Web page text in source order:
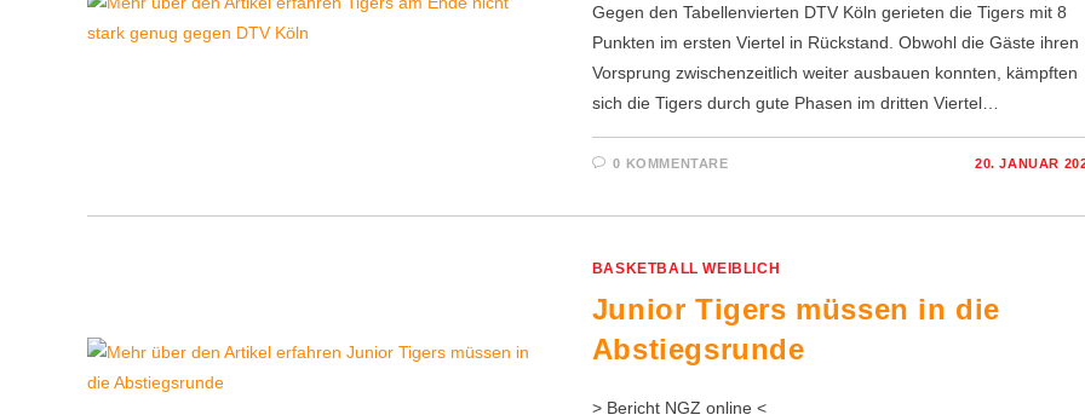
Gegen den Tabellenvierten DTV Köln gerieten die Tigers mit 8
Punkten im ersten Viertel in Rückstand. Obwohl die Gäste ihren
Vorsprung zwischenzeitlich weiter ausbauen konnten, kämpften
sich die Tigers durch gute Phasen im dritten Viertel…
0 KOMMENTARE 20. JANUAR
BASKETBALL WEIBLICH
Junior Tigers müssen in die
Abstiegsrunde
> Bericht NGZ online <